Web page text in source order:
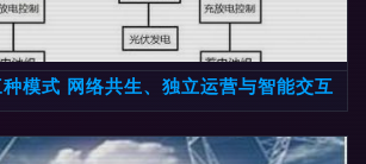
模式 网络共生、独立运营与智能交互